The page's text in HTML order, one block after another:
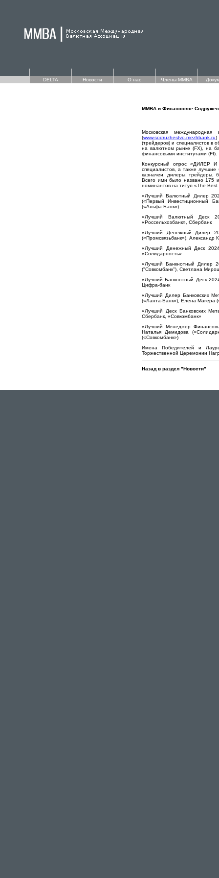
DELTA Новости О нас Члены ММВА
ММВА и Финансовое
Московская
(www.sodruzhestvo.mezhbank.ru)
(трейдеров) и специалистов в
на валютном рынке (FX), на
финансовыми институтами (FI).
Конкурсный опрос «ДИЛЕР
специалистов, а также лучшие
казначеи, дилеры, трейдеры,
Всего ими было названо 175
номинантов на титул «The
«Лучший Валютный Дилер
(«Первый Инвестиционный
(«Альфа-Банк»)
«Лучший Валютный Деск
«Россельхозбанк», Сбербанк
«Лучший Денежный Дилер
(«Промсвязьбанк»), Александр
«Лучший Денежный Деск
«Солидарность»
«Лучший Банкнотный Дилер
("Совкомбанк"), Светлана
«Лучший Банкнотный Деск
Цифра-банк
«Лучший Дилер Банковских
(«Ланта-Банк»), Елена Магера
«Лучший Деск Банковских
Сбербанк, «Совкомбанк»
«Лучший Менеджер
Наталья Демидова
(«Совкомбанк»)
Имена Победителей и
Торжественной Церемонии
Назад в раздел "Новости"